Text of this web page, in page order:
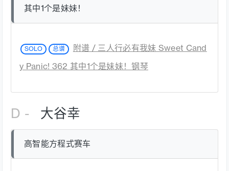
其中1个是妹妹！
SOLO 总谱 附谱 / 三人行必有我妹 Sweet Cand
y Panic! 362 其中1个是妹妹！钢琴
D - 大谷幸
高智能方程式赛车